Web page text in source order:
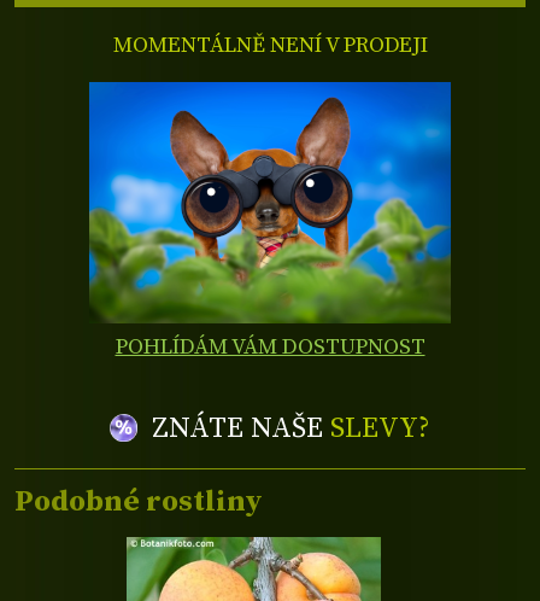
MOMENTÁLNĚ NENÍ V PRODEJI
POHLÍDÁM VÁM DOSTUPNOST
ZNÁTE NAŠE SLEVY?
Podobné rostliny